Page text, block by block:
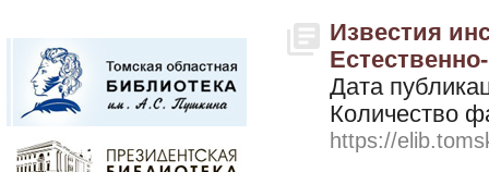
Известия
Дата
Количество
https://